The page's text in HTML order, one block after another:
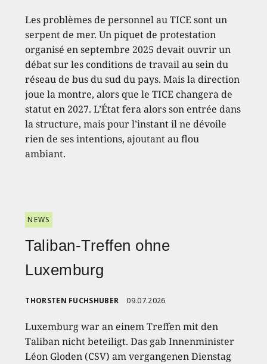
Les problèmes de personnel au TICE sont un
serpent de mer. Un piquet de protestation
organisé en septembre 2025 devait ouvrir un
débat sur les conditions de travail au sein du
réseau de bus du sud du pays. Mais la direction
joue la montre, alors que le TICE changera de
statut en 2027. L’État fera alors son entrée dans
la structure, mais pour l’instant il ne dévoile
rien de ses intentions, ajoutant au flou
ambiant.
NEWS
Taliban-Treffen ohne
Luxemburg
THORSTEN FUCHSHUBER 09.07.2026
Luxemburg war an einem Treffen mit den
Taliban nicht beteiligt. Das gab Innenminister
Léon Gloden (CSV) am vergangenen Dienstag